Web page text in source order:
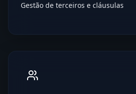
Gestão de terceiros e cláusulas